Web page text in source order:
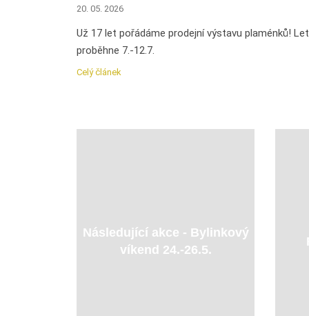
20. 05. 2026
Už 17 let pořádáme prodejní výstavu plaménků!
proběhne 7.-12.7.
Celý článek
Následující akce - Bylinkový
víkend 24.-26.5.